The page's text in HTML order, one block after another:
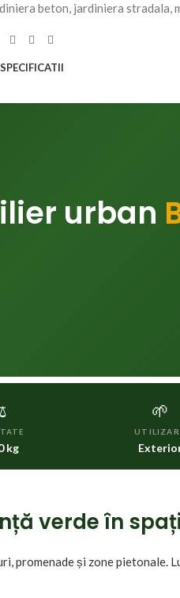
beton, jardiniera stradala,
SPECIFICATII
urban
kg
🌱
verde în
promenade și zone pietonale.